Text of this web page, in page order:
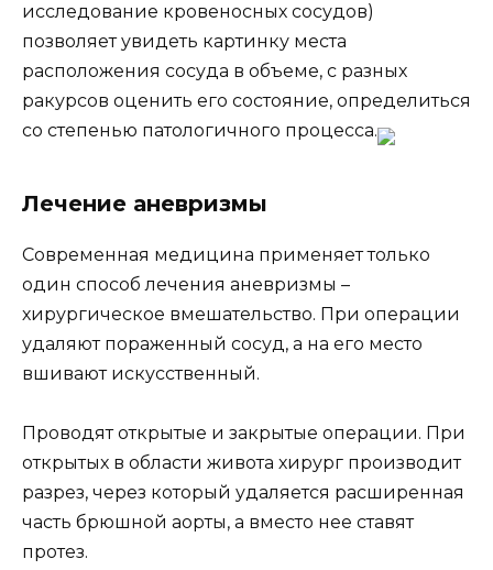
исследование кровеносных сосудов)
позволяет увидеть картинку места
расположения сосуда в объеме, с разных
ракурсов оценить его состояние, определиться
со степенью патологичного процесса.
Лечение аневризмы
Современная медицина применяет только
один способ лечения аневризмы –
хирургическое вмешательство. При операции
удаляют пораженный сосуд, а на его место
вшивают искусственный.
Проводят открытые и закрытые операции. При
открытых в области живота хирург производит
разрез, через который удаляется расширенная
часть брюшной аорты, а вместо нее ставят
протез.